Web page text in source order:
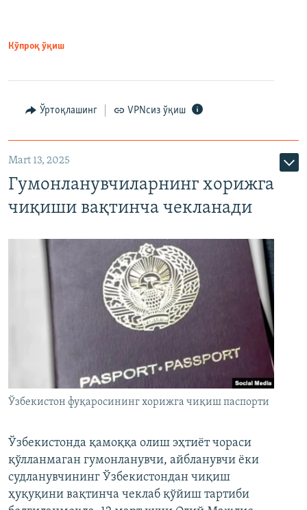
Кўпроқ ўқиш
Ўртоқлашинг VPNсиз ўқиш
Mart 13, 2025
Гумонланувчиларнинг хорижга
чиқиши вақтинча чекланади
Ўзбекистон фуқаросининг хорижга чиқиш паспорти
Ўзбекистонда қамоққа олиш эҳтиёт чораси
қўлланмаган гумонланувчи, айбланувчи ёки
судланувчининг Ўзбекистондан чиқиш
ҳуқуқини вақтинча чеклаб қўйиш тартиби